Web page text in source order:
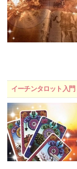
イーチンタロット入門